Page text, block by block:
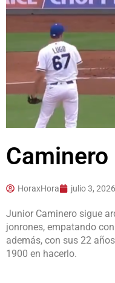
Caminero
HoraxHora julio 3, 2026
Junior Caminero sigue
jonrones, empatando
además, con sus 22
1900 en hacerlo.